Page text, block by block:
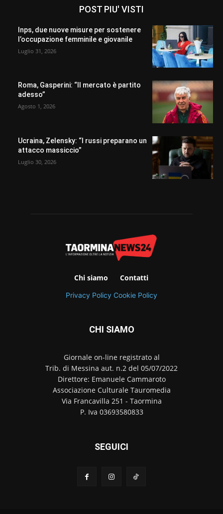
POST PIU' VISTI
Inps, due nuove misure per sostenere
l’occupazione femminile e giovanile
Luglio 31, 2026
Roma, Gasperini: “Il mercato è partito
adesso”
Agosto 1, 2026
Ucraina, Zelensky: “I russi preparano un
attacco massiccio”
Luglio 30, 2026
Chi siamo Contatti
Privacy Policy Cookie Policy
CHI SIAMO
Giornale on-line registrato al
Trib. di Messina aut. n.2 del 05/07/2022
Direttore: Emanuele Cammaroto
Associazione Culturale Tauromedia
Via Francavilla 251 - Taormina
P. Iva 03693580833
SEGUICI